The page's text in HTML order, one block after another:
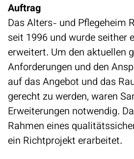
Auftrag
Das Alters- und Pflegeheim
seit 1996 und wurde seither
erweitert. Um den aktuellen
Anforderungen und den
auf das Angebot und das
gerecht zu werden, waren
Erweiterungen notwendig.
Rahmen eines
ein Richtprojekt erarbeitet.